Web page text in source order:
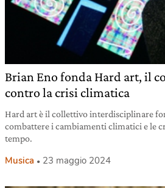
Brian Eno fonda Hard art, il
contro la crisi climatica
Hard art è il collettivo interdisciplinare
combattere i cambiamenti climatici e le
tempo.
Musica 23 maggio 2024